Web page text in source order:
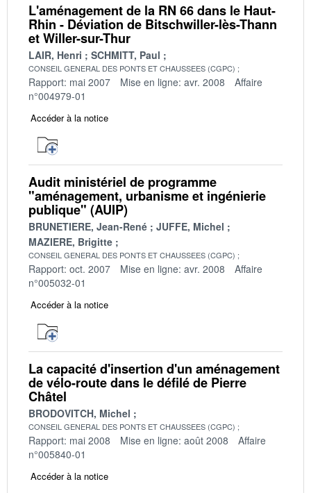
L'aménagement de la RN 66 dans le Haut-
Rhin - Déviation de Bitschwiller-lès-Thann
et Willer-sur-Thur
LAIR, Henri SCHMITT, Paul
CONSEIL GENERAL DES PONTS ET CHAUSSEES (CGPC)
Rapport: mai 2007 Mise en ligne: avr. 2008
Affaire
n°004979-01
Accéder à la notice
Audit ministériel de programme
"aménagement, urbanisme et ingénierie
publique" (AUIP)
BRUNETIERE, Jean-René
JUFFE, Michel
MAZIERE, Brigitte
CONSEIL GENERAL DES PONTS ET CHAUSSEES (CGPC)
Rapport: oct. 2007 Mise en ligne: avr. 2008
Affaire
n°005032-01
Accéder à la notice
La capacité d'insertion d'un aménagement
de vélo-route dans le défilé de Pierre
Châtel
BRODOVITCH, Michel
CONSEIL GENERAL DES PONTS ET CHAUSSEES (CGPC)
Rapport: mai 2008 Mise en ligne: août 2008
Affaire
n°005840-01
Accéder à la notice